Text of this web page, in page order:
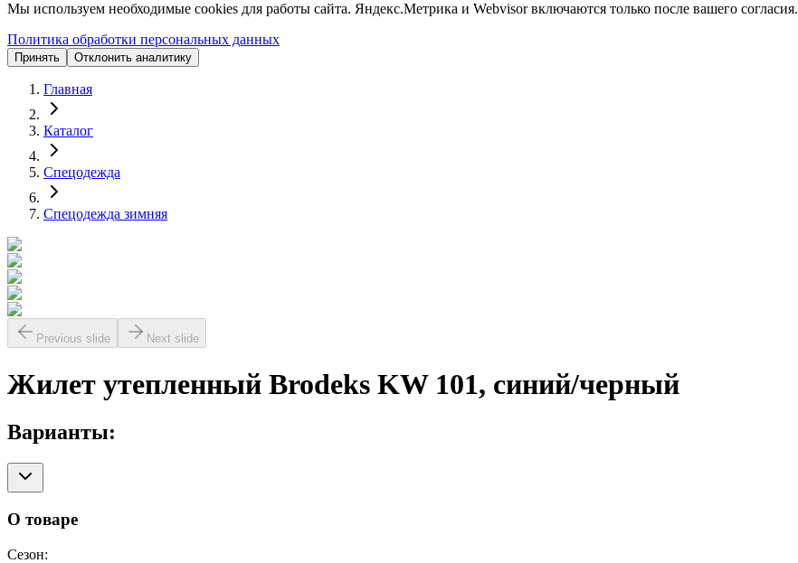
Мы используем необходимые cookies для работы сайта. Яндекс.Метрика и Webvisor включаются только после вашего согласия.
Политика обработки персональных данных
Принять Отклонить аналитику
Главная
Каталог
Спецодежда
Спецодежда зимняя
Previous slide Next slide
Жилет утепленный Brodeks KW 101, синий/черный
Варианты:
О товаре
Сезон: